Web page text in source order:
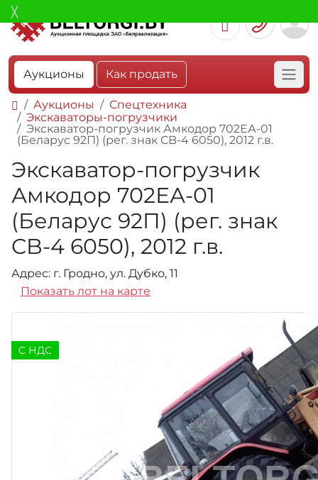
Аукционы Как продать
Аукционы
Спецтехника
Экскаваторы-погрузчики
Экскаватор-погрузчик Амкодор 702ЕА-01
(Беларус 92П) (рег. знак CB-4 6050), 2012 г.в.
Экскаватор-погрузчик
Амкодор 702ЕА-01
(Беларус 92П) (рег. знак
CB-4 6050), 2012 г.в.
Адрес: г. Гродно, ул. Дубко, 11
Показать лот на карте
C НДС